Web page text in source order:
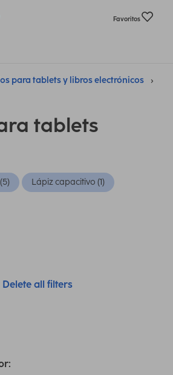
Favoritos
para tablets y libros electrónicos
tablets
Lápiz capacitivo (1)
Delete all filters